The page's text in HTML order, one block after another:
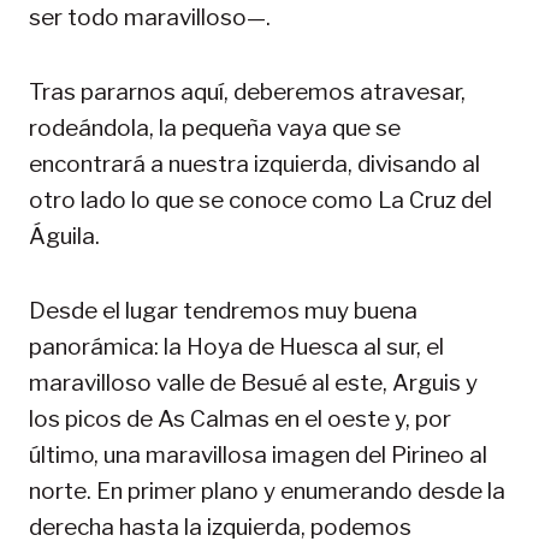
ser todo maravilloso—.
Tras pararnos aquí, deberemos atravesar,
rodeándola, la pequeña vaya que se
encontrará a nuestra izquierda, divisando al
otro lado lo que se conoce como La Cruz del
Águila.
Desde el lugar tendremos muy buena
panorámica: la Hoya de Huesca al sur, el
maravilloso valle de Besué al este, Arguis y
los picos de As Calmas en el oeste y, por
último, una maravillosa imagen del Pirineo al
norte. En primer plano y enumerando desde la
derecha hasta la izquierda, podemos